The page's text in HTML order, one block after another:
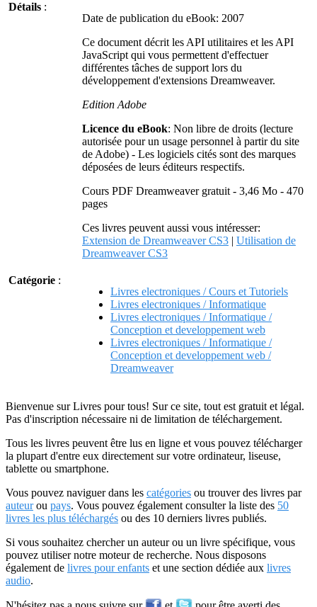
Détails :
Date de publication du eBook: 2007
Ce document décrit les API utilitaires et les API
JavaScript qui vous permettent d'effectuer
différentes tâches de support lors du
développement d'extensions Dreamweaver.
Edition Adobe
Licence du eBook: Non libre de droits (lecture
autorisée pour un usage personnel à partir du site
de Adobe) - Les logiciels cités sont des marques
déposées de leurs éditeurs respectifs.
Cours PDF Dreamweaver gratuit - 3,46 Mo - 470
pages
Ces livres peuvent aussi vous intéresser:
Extension de Dreamweaver CS3 | Utilisation de
Dreamweaver CS3
Catégorie :
Livres electroniques / Cours et Tutoriels
Livres electroniques / Informatique
Livres electroniques / Informatique /
Conception et developpement web
Livres electroniques / Informatique /
Conception et developpement web /
Dreamweaver
Bienvenue sur Livres pour tous! Sur ce site, tout est gratuit et légal.
Pas d'inscription nécessaire ni de limitation de téléchargement.
Tous les livres peuvent être lus en ligne et vous pouvez télécharger
la plupart d'entre eux directement sur votre ordinateur, liseuse,
tablette ou smartphone.
Vous pouvez naviguer dans les catégories ou trouver des livres par
auteurou pays. Vous pouvez également consulter la liste des 50
livres les plus téléchargés ou des 10 derniers livres publiés.
Si vous souhaitez chercher un auteur ou un livre spécifique, vous
pouvez utiliser notre moteur de recherche. Nous disposons
également de livres pour enfants et une section dédiée aux livres
audio.